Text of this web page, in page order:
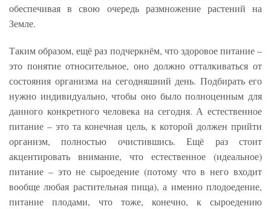
обеспечивая в свою очередь размножение растений на
Земле.
Таким образом, ещё раз подчеркнём, что здоровое питание –
это понятие относительное, оно должно отталкиваться от
состояния организма на сегодняшний день. Подбирать его
нужно индивидуально, чтобы оно было полноценным для
данного конкретного человека на сегодня. А естественное
питание – это та конечная цель, к которой должен прийти
организм, полностью очистившись. Ещё раз стоит
акцентировать внимание, что естественное (идеальное)
питание – это не сыроедение (потому что в него входит
вообще любая растительная пища), а именно плодоедение,
питание плодами, что тоже, конечно, к сыроедению